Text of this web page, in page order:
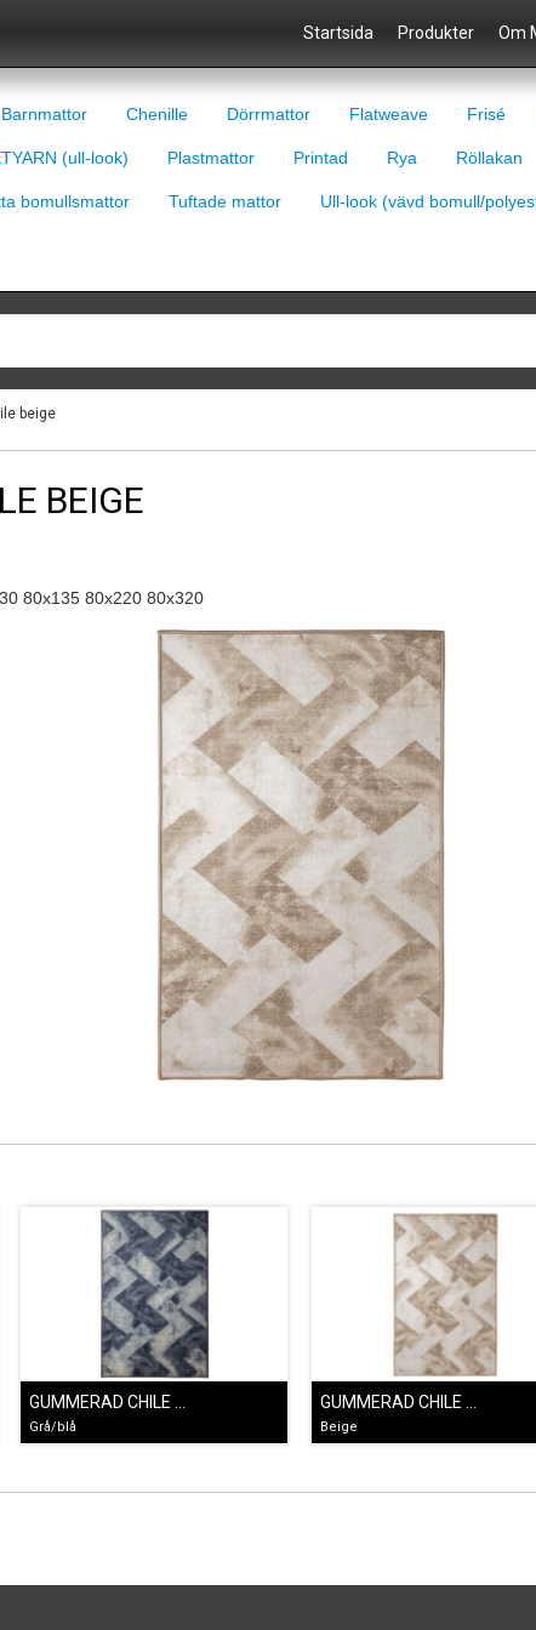
Startsida Produkter Om
Barnmattor Chenille Dörrmattor Flatweave Frisé
(ull-look) Plastmattor Printad Rya Röllakan
bomullsmattor Tuftade mattor Ull-look (vävd bomull/
beige
BEIGE
80x135 80x220 80x320
Grå/blå Beige